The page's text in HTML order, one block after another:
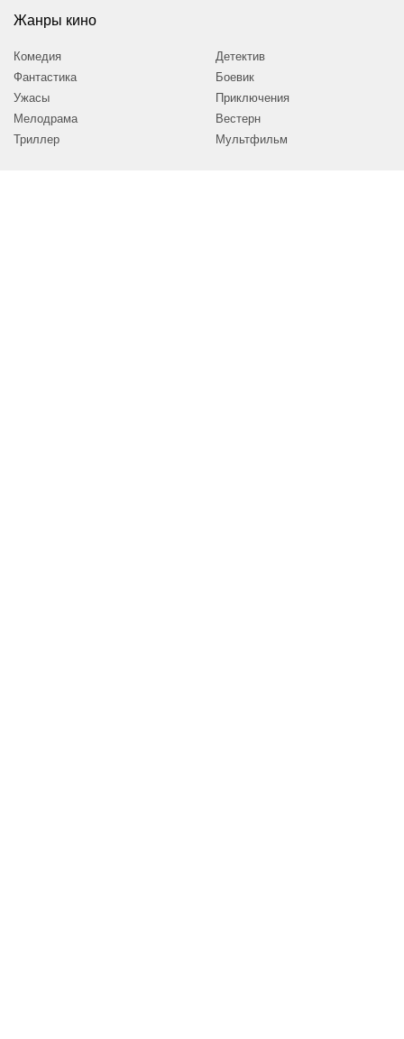
Жанры кино
Комедия
Фантастика
Ужасы
Мелодрама
Триллер
Детектив
Боевик
Приключения
Вестерн
Мультфильм